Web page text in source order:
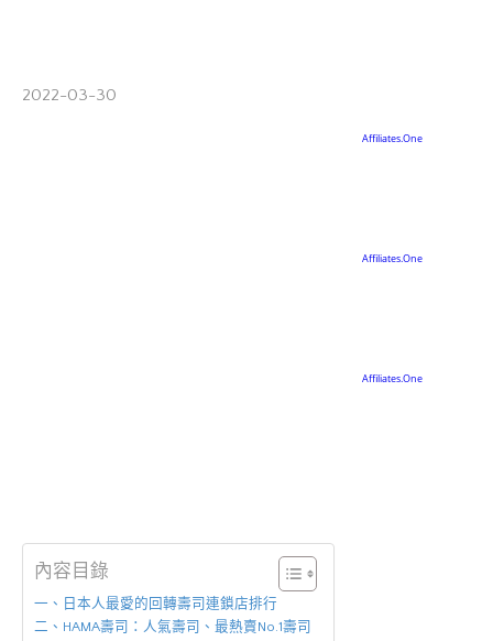
2022-03-30
內容目錄
一、日本人最愛的回轉壽司連鎖店排行
二、HAMA壽司：人氣壽司、最熱賣No.1壽司